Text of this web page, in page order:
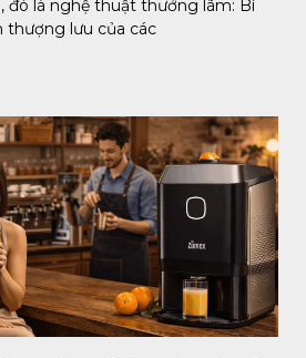
đó là nghệ thuật thưởng lãm: Bí
thượng lưu của các